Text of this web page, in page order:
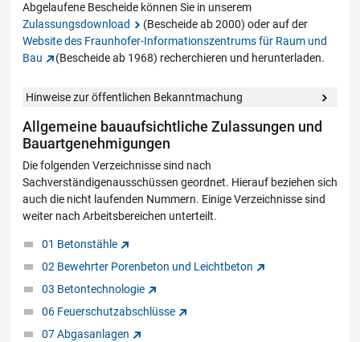
Abgelaufene Bescheide können Sie in unserem
Zulassungsdownload
(Bescheide ab 2000) oder auf der
Website des Fraunhofer-Informationszentrums für Raum und
Bau
(Bescheide ab 1968) recherchieren und herunterladen.
Hinweise zur öffentlichen Bekanntmachung
Allgemeine bauaufsichtliche Zulassungen und
Bauartgenehmigungen
Die folgenden Verzeichnisse sind nach
Sachverständigenausschüssen geordnet. Hierauf beziehen sich
auch die nicht laufenden Nummern. Einige Verzeichnisse sind
weiter nach Arbeitsbereichen unterteilt.
01 Betonstähle
02 Bewehrter Porenbeton und Leichtbeton
03 Betontechnologie
06 Feuerschutzabschlüsse
07 Abgasanlagen